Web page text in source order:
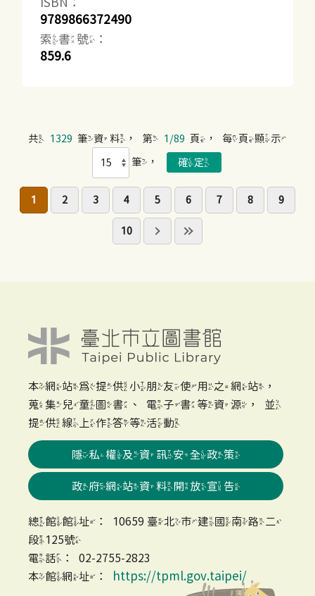
9789866372490
索書號：
859.6
共 1329 筆資料，第 1/89 頁，每頁顯示
筆，
1 2 3 4 5 6 7 8 9
10
本網站為提供小朋友使用之網站，
蒐集兒童圖書、電子書等資源，並
提供線上作答等活動
隱私權及資訊安全政策
政府網站資料開放宣告
總館館址：10659 臺北市建國南路二
段125號
電話：02-2755-2823
本館網址：
https://tpml.gov.taipei/